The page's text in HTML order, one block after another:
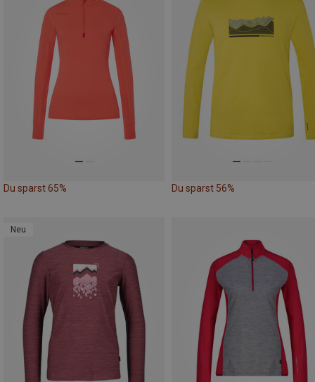
Du sparst 65% Du sparst 56%
Neu